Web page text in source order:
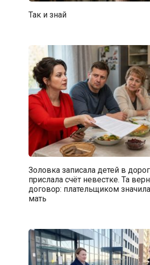
Так и знай
Золовка записала детей в
прислала счёт невестке. Та
договор: плательщиком
мать